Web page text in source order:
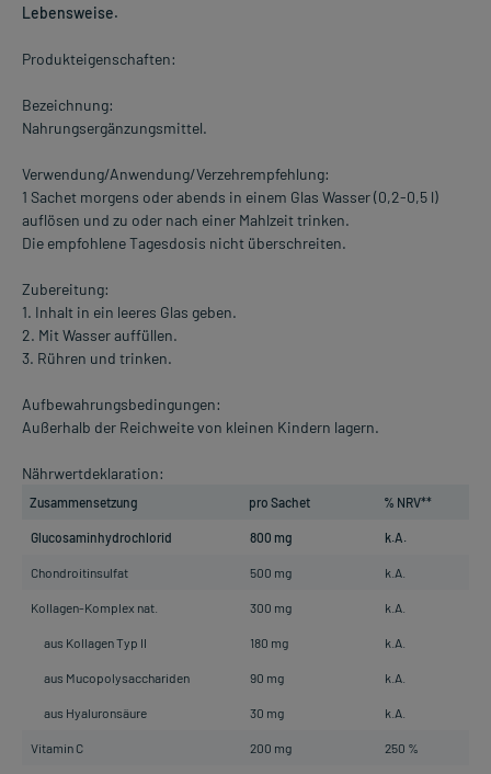
Lebensweise.
Produkteigenschaften:
Bezeichnung:
Nahrungsergänzungsmittel.
Verwendung/Anwendung/Verzehrempfehlung:
1 Sachet morgens oder abends in einem Glas Wasser (0,2-0,5 l)
auflösen und zu oder nach einer Mahlzeit trinken.
Die empfohlene Tagesdosis nicht überschreiten.
Zubereitung:
1. Inhalt in ein leeres Glas geben.
2. Mit Wasser auffüllen.
3. Rühren und trinken.
Aufbewahrungsbedingungen:
Außerhalb der Reichweite von kleinen Kindern lagern.
Nährwertdeklaration:
Zusammensetzung pro Sachet % NRV**
Glucosaminhydrochlorid 800 mg k.A.
Chondroitinsulfat 500 mg k.A.
Kollagen-Komplex nat. 300 mg k.A.
aus Kollagen Typ II 180 mg k.A.
aus Mucopolysacchariden 90 mg k.A.
aus Hyaluronsäure 30 mg k.A.
Vitamin C 200 mg 250 %